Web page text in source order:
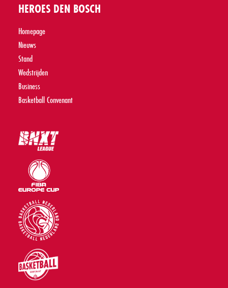
HEROES DEN BOSCH
Homepage
Nieuws
Stand
Wedstrijden
Business
Basketball Convenant